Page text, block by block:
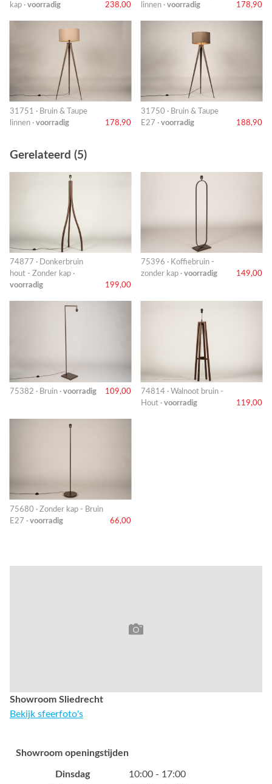
kap · voorradig 238,00
linnen · voorradig 178,90
31751 · Bruin & Taupe
linnen · voorradig 178,90
31750 · Bruin & Taupe
E27 · voorradig 188,90
Gerelateerd (5)
74877 · Donkerbruin
hout - Zonder kap ·
voorradig
199,00
75396 · Koffiebruin -
zonder kap · voorradig 149,00
75382 · Bruin · voorradig 109,00
74814 · Walnoot bruin -
Hout · voorradig 119,00
75680 · Zonder kap - Bruin
E27 · voorradig 66,00
Showroom Sliedrecht
Bekijk sfeerfoto's
Showroom openingstijden
Dinsdag
10:00 - 17:00